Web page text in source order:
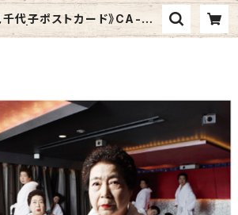
千代子ポストカード》CA-2
白 | Graphic Arts Store